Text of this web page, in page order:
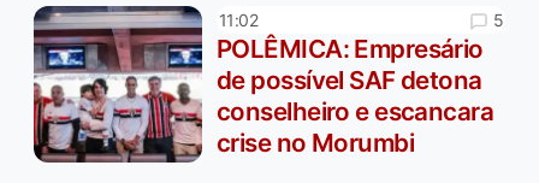
11:02 5
POLÊMICA: Empresário
de possível SAF detona
conselheiro e escancara
crise no Morumbi